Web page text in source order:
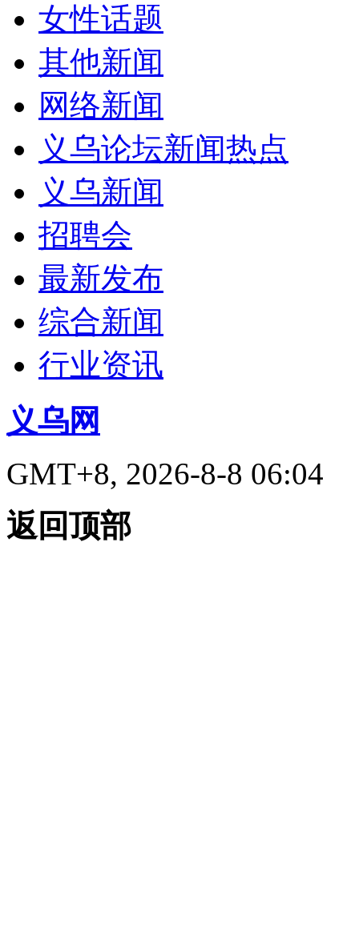
女性话题
其他新闻
网络新闻
义乌论坛新闻热点
义乌新闻
招聘会
最新发布
综合新闻
行业资讯
义乌网
GMT+8, 2026-8-8 06:04
返回顶部